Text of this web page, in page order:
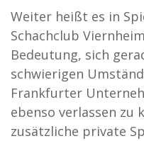
Weiter heißt es in
Schachclub
Bedeutung, sich
schwierigen
Frankfurter
ebenso verlassen zu
zusätzliche private